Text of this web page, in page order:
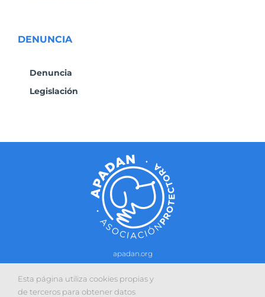
DENUNCIA
Denuncia
Legislación
apadan.org
Contacto–Política de cookies-Política de privacidad
Sitio web desarrollado con la colaboración de:
Esta página utiliza cookies propias y
de terceros para obtener datos